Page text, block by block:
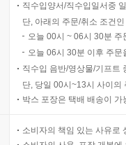
직수입양서/직수입일서중
단, 아래의 주문/취소 조건
오늘 00시 ~ 06시 30분
오늘 06시 30분 이후 주
직수입 음반/영상물/기프트
단, 당일 00시~13시 사이의
박스 포장은 택배 배송이
소비자의 책임 있는 사유로